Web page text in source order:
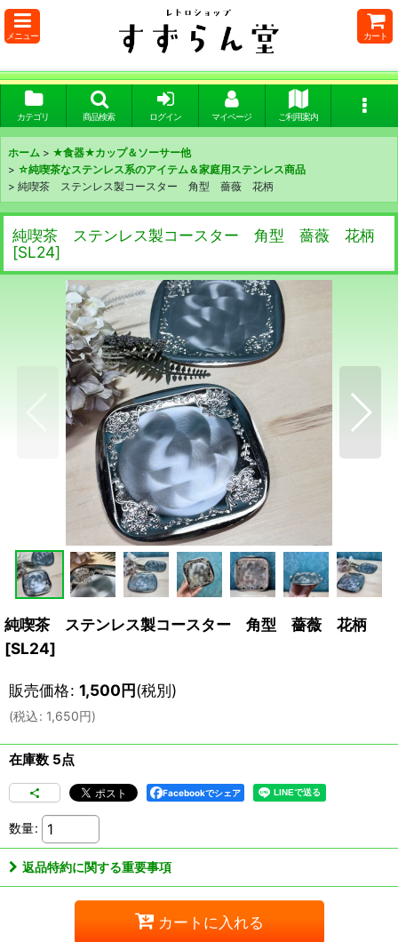
メニュー カート
カテゴリ 商品検索 ログイン マイページ ご利用案内
ホーム > ★食器★カップ＆ソーサー他
> ☆純喫茶なステンレス系のアイテム＆家庭用ステンレス商品
> 純喫茶 ステンレス製コースター 角型 薔薇 花柄
純喫茶 ステンレス製コースター 角型 薔薇 花柄
[SL24]
純喫茶 ステンレス製コースター 角型 薔薇 花柄
[SL24]
販売価格: 1,500円(税別)
(税込: 1,650円)
在庫数 5点
Facebookでシェア
数量:
返品特約に関する重要事項
カートに入れる